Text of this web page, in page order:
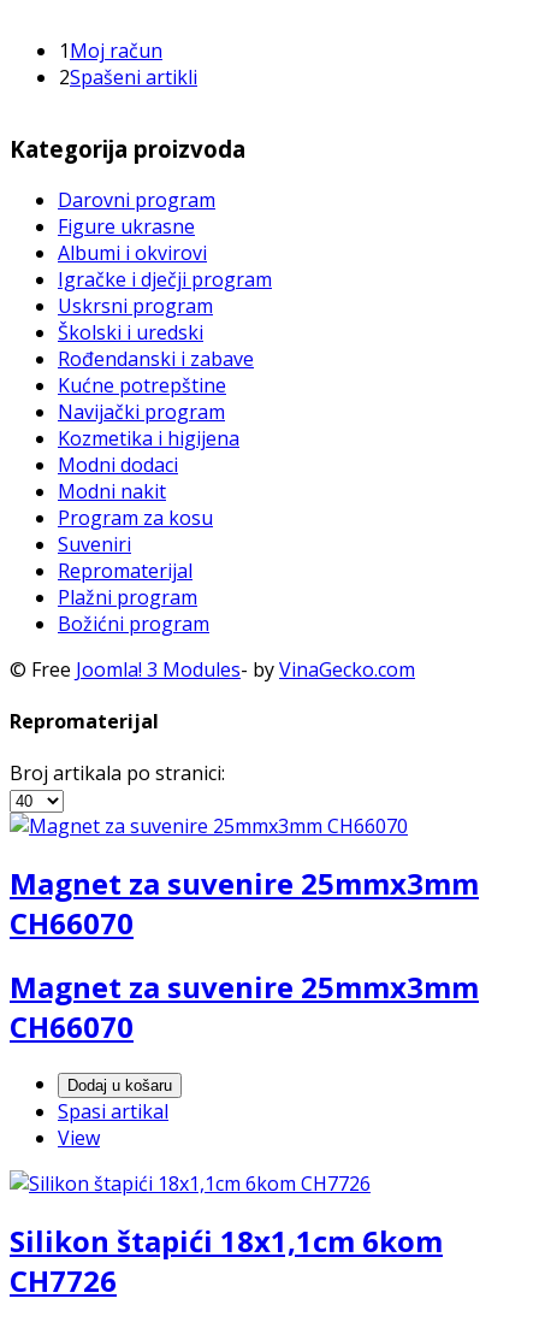
1Moj račun
2Spašeni artikli
Kategorija proizvoda
Darovni program
Figure ukrasne
Albumi i okvirovi
Igračke i dječji program
Uskrsni program
Školski i uredski
Rođendanski i zabave
Kućne potrepštine
Navijački program
Kozmetika i higijena
Modni dodaci
Modni nakit
Program za kosu
Suveniri
Repromaterijal
Plažni program
Božićni program
© Free Joomla! 3 Modules- byVinaGecko.com
Repromaterijal
Broj artikala po stranici:
Magnet za suvenire 25mmx3mm
CH66070
Magnet za suvenire 25mmx3mm
CH66070
Dodaj u košaru
Spasi artikal
View
Silikon štapići 18x1,1cm 6kom
CH7726